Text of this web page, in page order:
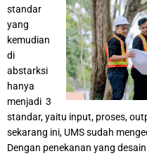
standar
yang
kemudian
di
abstarksi
hanya
menjadi 3
standar, yaitu input, proses,
sekarang ini, UMS sudah
Dengan penekanan yang